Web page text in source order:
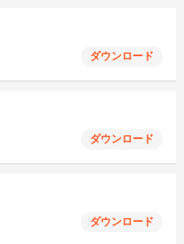
ダウンロード
ダウンロード
ダウンロード